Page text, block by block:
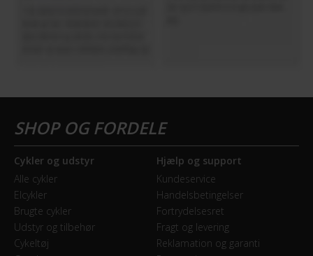
Cykler og udstyr
Alle cykler
Elcykler
Brugte cykler
Udstyr og tilbehør
Cykeltøj
Hjælp og support
Kundeservice
Handelsbetingelser
Fortrydelsesret
Fragt og levering
Reklamation og garanti